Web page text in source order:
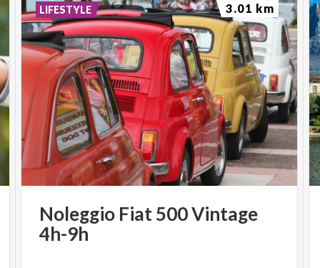
Noleggio Fiat500Vintage
4h-9h
LIFESTYLE 3.01 km